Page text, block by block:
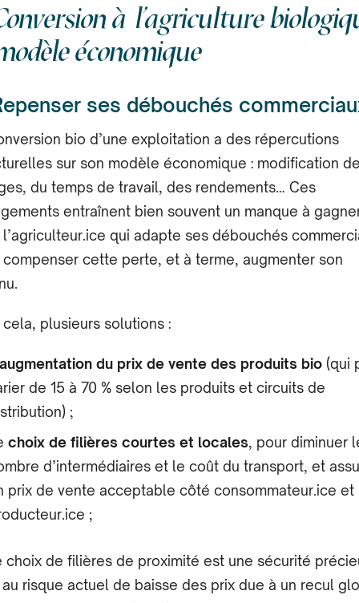
à l’agriculture
économique
ses débouchés
bio d’une exploitation a des répercutions
sur son modèle économique : modification
du temps de travail, des rendements… Ces
entraînent bien souvent un manque à
qui adapte ses débouchés
compenser cette perte, et à terme, augmenter son
cela, plusieurs solutions :
augmentation du prix de vente des produits bio (qui
de 15 à 70 % selon les produits et circuits de
;
choix de filières courtes et locales, pour diminuer
d’intermédiaires et le coût du transport, et
prix de vente acceptable côté consommateur.ice et
;
choix de filières de proximité est une sécurité
risque actuel de baisse des prix due à un recul